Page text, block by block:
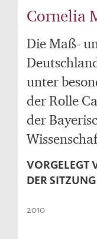
Cornelia
Die Maß-
unter
der Rolle
der
VORGELEGT
DER
2010